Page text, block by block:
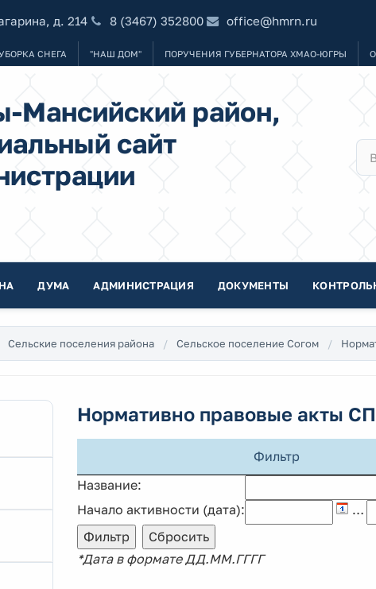
д. 214 8 (3467) 352800 office@hmrn.ru
СНЕГА "НАШ ДОМ" ПОРУЧЕНИЯ ГУБЕРНАТОРА ХМАО-ЮГРЫ
Мансийский район,
сайт
ДУМА АДМИНИСТРАЦИЯ ДОКУМЕНТЫ
Сельские поселения района Сельское поселение Согом
Нормативно правовые акты
Фильтр
Название:
Начало активности (дата):
…
*Дата в формате ДД.ММ.ГГГГ